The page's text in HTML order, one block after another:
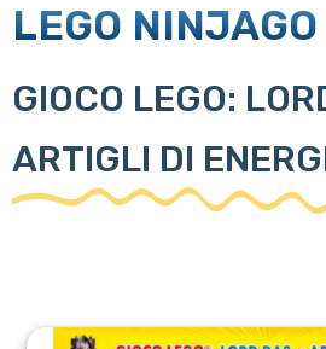
LEGO
GIOCO LEGO:
ARTIGLI DI